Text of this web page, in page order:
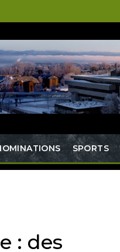
SPORTS
: des